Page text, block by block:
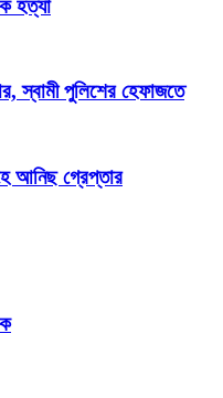
হত্যা
স্বামী পুলিশের হেফাজতে
আনিছ গ্রেপ্তার